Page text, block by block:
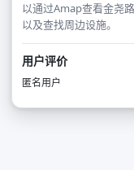
以通过Amap查看金尧
以及查找周边设施。
用户评价
匿名用户